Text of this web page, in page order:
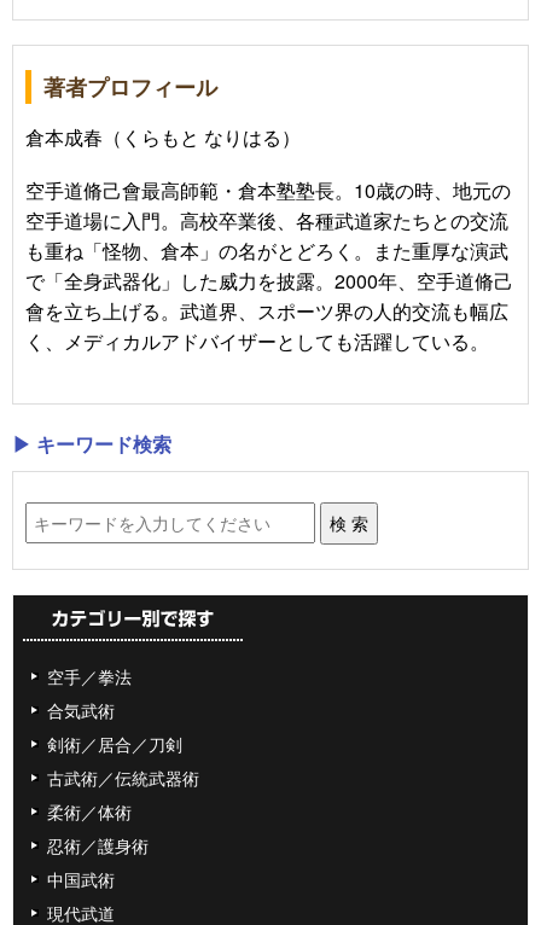
著者プロフィール
倉本成春（くらもと なりはる）
空手道脩己會最高師範・倉本塾塾長。10歳の時、地元の
空手道場に入門。高校卒業後、各種武道家たちとの交流
も重ね「怪物、倉本」の名がとどろく。また重厚な演武
で「全身武器化」した威力を披露。2000年、空手道脩己
會を立ち上げる。武道界、スポーツ界の人的交流も幅広
く、メディカルアドバイザーとしても活躍している。
▶ キーワード検索
空手／拳法
合気武術
剣術／居合／刀剣
古武術／伝統武器術
柔術／体術
忍術／護身術
中国武術
現代武道